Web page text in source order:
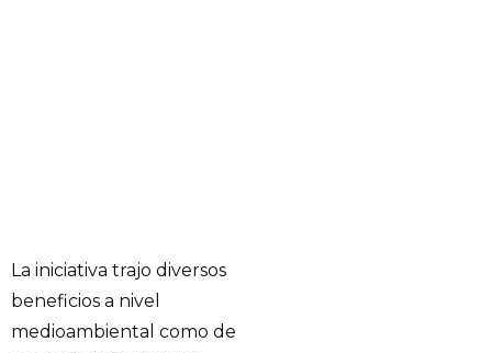
La iniciativa trajo diversos
beneficios a nivel
medioambiental como de